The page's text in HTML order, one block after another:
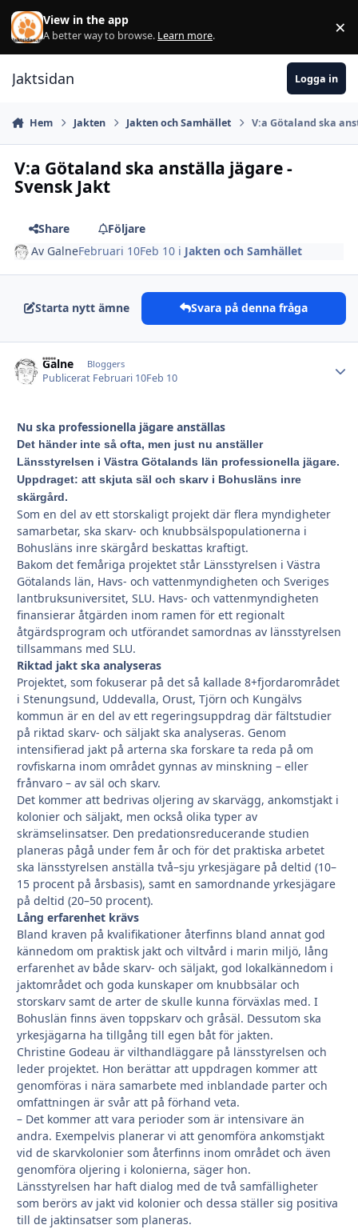
Hoppa till innehåll
View in the app
A better way to browse. Learn more. ×
Jaktsidan Logga in
Hem Jakten Jakten och Samhället V:a Götaland ska
V:a Götaland ska anställa jägare -
Svensk Jakt
Share
Följare
Av GalneFebruari 10Feb 10 i Jakten och Samhället
Starta nytt ämne Svara på denna fråga
Galne Bloggers
Publicerat Februari 10Feb 10
Nu ska professionella jägare anställas
Det händer inte så ofta, men just nu anställer
Länsstyrelsen i Västra Götalands län professionella jägare.
Uppdraget: att skjuta säl och skarv i Bohusläns inre
skärgård.
Som en del av ett storskaligt projekt där flera myndigheter
samarbetar, ska skarv- och knubbsälspopulationerna i
Bohusläns inre skärgård beskattas kraftigt.
Bakom det femåriga projektet står Länsstyrelsen i Västra
Götalands län, Havs- och vattenmyndigheten och Sveriges
lantbruksuniversitet, SLU. Havs- och vattenmyndigheten
finansierar åtgärden inom ramen för ett regionalt
åtgärdsprogram och utförandet samordnas av länsstyrelsen
tillsammans med SLU.
Riktad jakt ska analyseras
Projektet, som fokuserar på det så kallade 8+fjordarområdet
i Stenungsund, Uddevalla, Orust, Tjörn och Kungälvs
kommun är en del av ett regeringsuppdrag där fältstudier
på riktad skarv- och säljakt ska analyseras. Genom
intensifierad jakt på arterna ska forskare ta reda på om
rovfiskarna inom området gynnas av minskning – eller
frånvaro – av säl och skarv.
Det kommer att bedrivas oljering av skarvägg, ankomstjakt i
kolonier och säljakt, men också olika typer av
skrämselinsatser. Den predationsreducerande studien
planeras pågå under fem år och för det praktiska arbetet
ska länsstyrelsen anställa två–sju yrkesjägare på deltid (10–
15 procent på årsbasis), samt en samordnande yrkesjägare
på deltid (20–50 procent).
Lång erfarenhet krävs
Bland kraven på kvalifikationer återfinns bland annat god
kännedom om praktisk jakt och viltvård i marin miljö, lång
erfarenhet av både skarv- och säljakt, god lokalkännedom i
jaktområdet och goda kunskaper om knubbsälar och
storskarv samt de arter de skulle kunna förväxlas med. I
Bohuslän finns även toppskarv och gråsäl. Dessutom ska
yrkesjägarna ha tillgång till egen båt för jakten.
Christine Godeau är vilthandläggare på länsstyrelsen och
leder projektet. Hon berättar att uppdragen kommer att
genomföras i nära samarbete med inblandade parter och
omfattningen är svår att på förhand veta.
– Det kommer att vara perioder som är intensivare än
andra. Exempelvis planerar vi att genomföra ankomstjakt
vid de skarvkolonier som återfinns inom området och även
genomföra oljering i kolonierna, säger hon.
Länsstyrelsen har haft dialog med de två samfälligheter
som berörs av jakt vid kolonier och dessa ställer sig positiva
till de jaktinsatser som planeras.